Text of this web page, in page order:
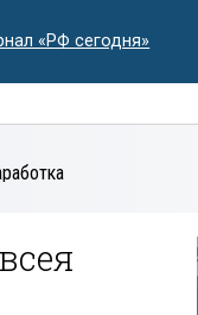
«РФ сегодня»
экспертиза